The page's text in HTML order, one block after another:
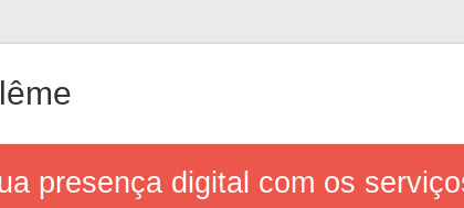
presença digital com os